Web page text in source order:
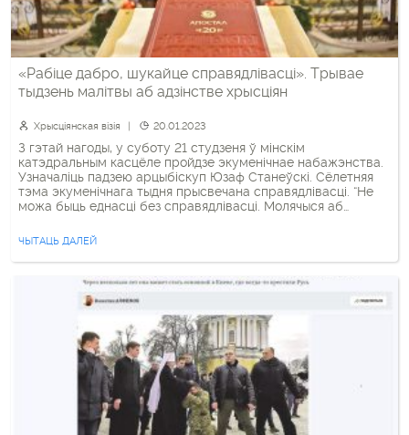
«Рабіце дабро, шукайце справядлівасці». Трывае
тыдзень малітвы аб адзінстве хрысціян
Хрысціянская візія 20.01.2023
З гэтай нагоды, у суботу 21 студзеня ў мінскім
катэдральным касцёле пройдзе экуменічнае набажэнства.
Узначаліць падзею арцыбіскуп Юзаф Станеўскі. Сёлетняя
тэма экуменічнага тыдня прысвечана справядлівасці. “Не
можа быць еднасці без справядлівасці. Молячыся аб
сутыкнуліся з рознымі формамі гвалту і ціску таксама з
боку хрысціян”, – пішацца ў афіцыйнай […]
ЧЫТАЦЬ ДАЛЕЙ